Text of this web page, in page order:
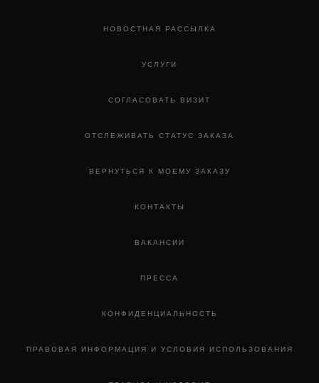
НОВОСТНАЯ РАССЫЛКА
УСЛУГИ
СОГЛАСОВАТЬ ВИЗИТ
ОТСЛЕЖИВАТЬ СТАТУС ЗАКАЗА
ВЕРНУТЬСЯ К МОЕМУ ЗАКАЗУ
КОНТАКТЫ
ВАКАНСИИ
ПРЕССА
КОНФИДЕНЦИАЛЬНОСТЬ
ПРАВОВАЯ ИНФОРМАЦИЯ И УСЛОВИЯ ИСПОЛЬЗОВАНИЯ